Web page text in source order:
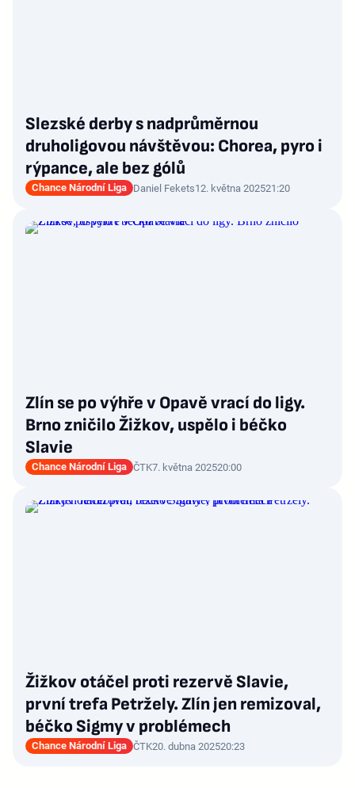
Slezské derby s nadprůměrnou
druholigovou návštěvou: Chorea, pyro i
rýpance, ale bez gólů
Chance Národní Liga Daniel Fekets12. května 202521:20
Zlín se po výhře v Opavě vrací do ligy.
Brno zničilo Žižkov, uspělo i béčko
Slavie
Chance Národní Liga ČTK7. května 202520:00
Žižkov otáčel proti rezervě Slavie,
první trefa Petržely. Zlín jen remizoval,
béčko Sigmy v problémech
Chance Národní Liga ČTK20. dubna 202520:23